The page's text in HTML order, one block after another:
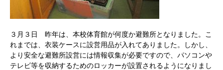
３月３日 昨年は、本校体育館が何度か避難所となりました。こ
れまでは、衣装ケースに設営用品が入れてありました。しかし、
より安全な避難所設営には情報収集が必要ですので、パソコンや
テレビ等を収納するためのロッカーが設置されるようになりまし